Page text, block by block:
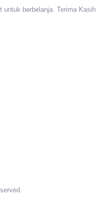
untuk berbelanja. Terima Kasih